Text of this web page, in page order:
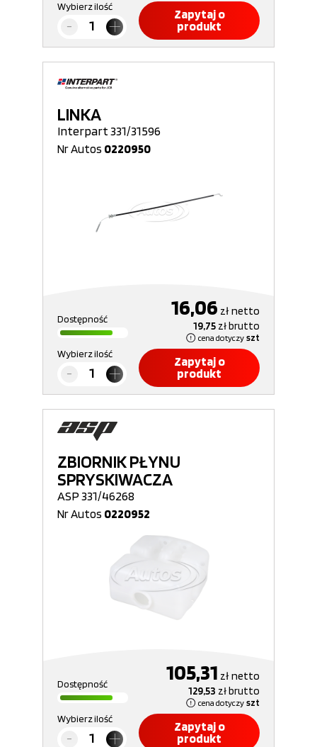
Wybierz ilość
Zapytaj o
produkt
LINKA
Interpart 331/31596
Nr Autos 0220950
Dostępność 16,06 złnetto
19,75 złbrutto
cena dotyczy szt
Wybierz ilość
Zapytaj o
produkt
ZBIORNIK PŁYNU
SPRYSKIWACZA
ASP 331/46268
Nr Autos 0220952
Dostępność 105,31 złnetto
129,53 złbrutto
cena dotyczy szt
Wybierz ilość
Zapytaj o
produkt